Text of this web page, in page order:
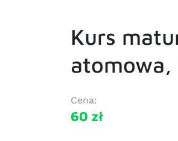
Kurs
atomowa,
Cena:
60 zł